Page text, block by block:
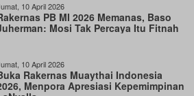
10 April 2026
PB MI 2026 Memanas, Baso
Mosi Tak Percaya Itu Fitnah
10 April 2026
Rakernas Muaythai Indonesia
Menpora Apresiasi Kepemimpinan